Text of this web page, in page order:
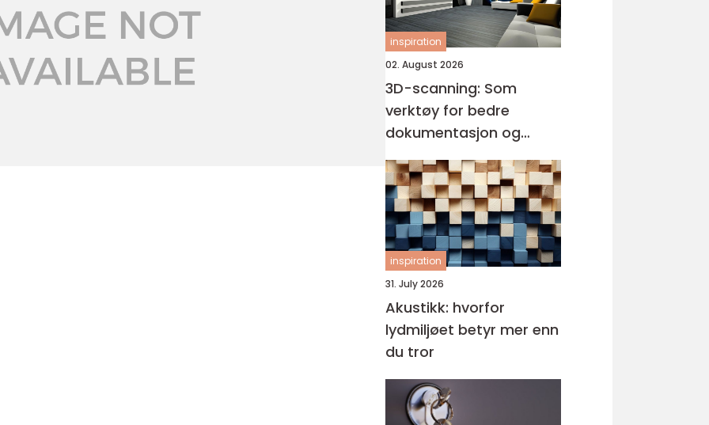
inspiration
02. August 2026
3D-scanning: Som
verktøy for bedre
dokumentasjon og
visualisering
inspiration
31. July 2026
Akustikk: hvorfor
lydmiljøet betyr mer enn
du tror